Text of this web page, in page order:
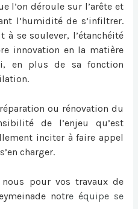
l’on déroule sur l’arête et
l’humidité de s’infiltrer.
à se soulever, l’étanchéité
innovation en la matière
en plus de sa fonction
ou rénovation du
de l’enjeu qu’est
inciter à faire appel
charger.
nous pour vos travaux de
notre équipe se